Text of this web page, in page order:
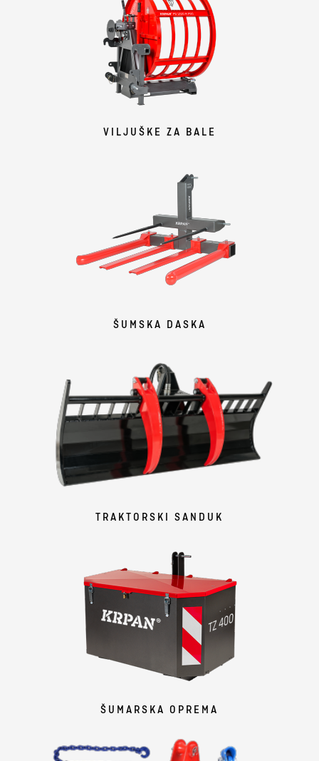
VILJUŠKE ZA BALE
ŠUMSKA DASKA
TRAKTORSKI SANDUK
ŠUMARSKA OPREMA